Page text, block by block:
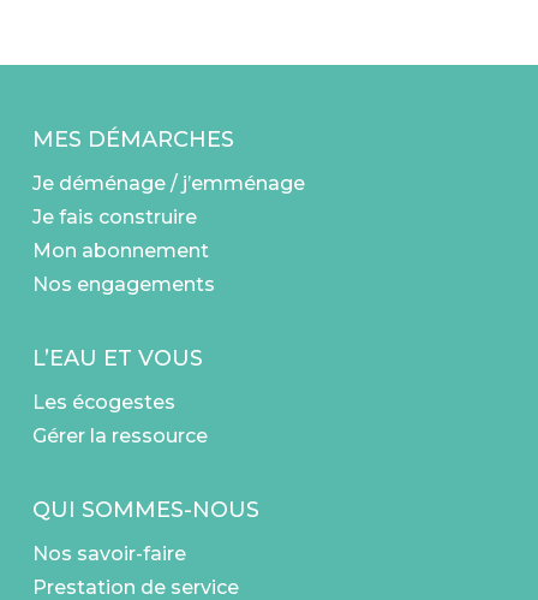
MES DÉMARCHES
Je déménage / j’emménage
Je fais construire
Mon abonnement
Nos engagements
L’EAU ET VOUS
Les écogestes
Gérer la ressource
QUI SOMMES-NOUS
Nos savoir-faire
Prestation de service